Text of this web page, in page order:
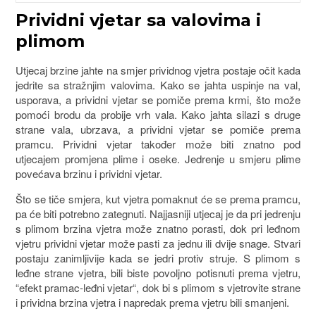
Prividni vjetar sa valovima i
plimom
Utjecaj brzine jahte na smjer prividnog vjetra postaje očit kada
jedrite sa stražnjim valovima. Kako se jahta uspinje na val,
usporava, a prividni vjetar se pomiče prema krmi, što može
pomoći brodu da probije vrh vala. Kako jahta silazi s druge
strane vala, ubrzava, a prividni vjetar se pomiče prema
pramcu. Prividni vjetar također može biti znatno pod
utjecajem promjena plime i oseke. Jedrenje u smjeru plime
povećava brzinu i prividni vjetar.
Što se tiče smjera, kut vjetra pomaknut će se prema pramcu,
pa će biti potrebno zategnuti. Najjasniji utjecaj je da pri jedrenju
s plimom brzina vjetra može znatno porasti, dok pri leđnom
vjetru prividni vjetar može pasti za jednu ili dvije snage. Stvari
postaju zanimljivije kada se jedri protiv struje. S plimom s
leđne strane vjetra, bili biste povoljno potisnuti prema vjetru,
“efekt pramac-leđni vjetar“, dok bi s plimom s vjetrovite strane
i prividna brzina vjetra i napredak prema vjetru bili smanjeni.